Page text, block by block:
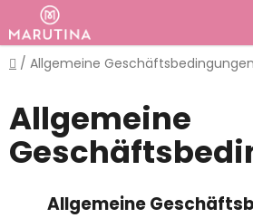
Inhalt
springen
Startseite
/ Allgemeine Geschäftsbedingungen
Allgemeine
Allgemeine